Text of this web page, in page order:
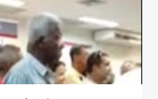
REPORTAGENS